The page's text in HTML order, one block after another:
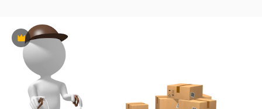
Премиум